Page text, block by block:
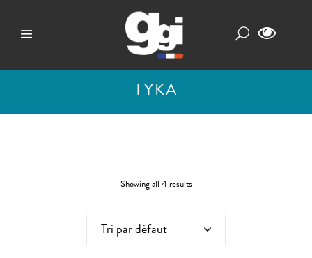
TYKA
Showing all 4 results
Tri par défaut